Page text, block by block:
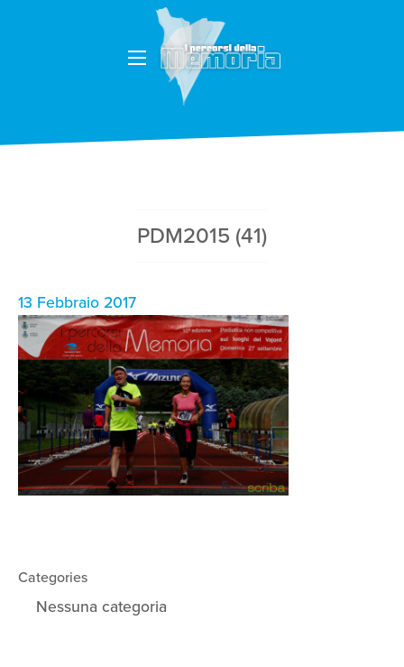
PDM2015 (41)
13 Febbraio 2017
Categories
Nessuna categoria